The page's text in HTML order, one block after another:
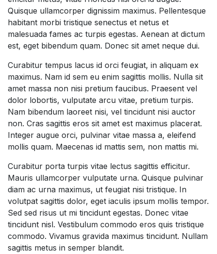
Quisque ullamcorper dignissim maximus. Pellentesque
habitant morbi tristique senectus et netus et
malesuada fames ac turpis egestas. Aenean at dictum
est, eget bibendum quam. Donec sit amet neque dui.
Curabitur tempus lacus id orci feugiat, in aliquam ex
maximus. Nam id sem eu enim sagittis mollis. Nulla sit
amet massa non nisi pretium faucibus. Praesent vel
dolor lobortis, vulputate arcu vitae, pretium turpis.
Nam bibendum laoreet nisi, vel tincidunt nisi auctor
non. Cras sagittis eros sit amet est maximus placerat.
Integer augue orci, pulvinar vitae massa a, eleifend
mollis quam. Maecenas id mattis sem, non mattis mi.
Curabitur porta turpis vitae lectus sagittis efficitur.
Mauris ullamcorper vulputate urna. Quisque pulvinar
diam ac urna maximus, ut feugiat nisi tristique. In
volutpat sagittis dolor, eget iaculis ipsum mollis tempor.
Sed sed risus ut mi tincidunt egestas. Donec vitae
tincidunt nisl. Vestibulum commodo eros quis tristique
commodo. Vivamus gravida maximus tincidunt. Nullam
sagittis metus in semper blandit.